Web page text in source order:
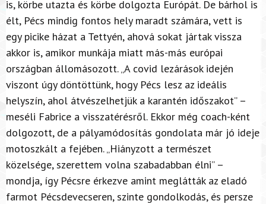
is, körbe utazta és körbe dolgozta Európát. De bárhol is
élt, Pécs mindig fontos hely maradt számára, vett is
egy picike házat a Tettyén, ahová sokat jártak vissza
akkor is, amikor munkája miatt más-más európai
országban állomásozott. „A covid lezárások idején
viszont úgy döntöttünk, hogy Pécs lesz az ideális
helyszín, ahol átvészelhetjük a karantén időszakot” –
meséli Fabrice a visszatérésről. Ekkor még coach-ként
dolgozott, de a pályamódosítás gondolata már jó ideje
motoszkált a fejében. „Hiányzott a természet
közelsége, szerettem volna szabadabban élni” –
mondja, így Pécsre érkezve amint meglátták az eladó
farmot Pécsdevecseren, szinte gondolkodás, és persze